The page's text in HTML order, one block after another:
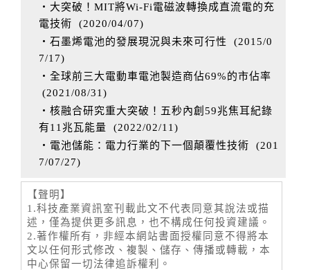
‧大突破！MIT將Wi-Fi電磁波轉換成直流電的充
電技術 (2020/04/07)
‧石墨烯電池的發展現況與未來可行性
(2015/0
7/17)
‧全球前三大電動車電池製造商佔69%的市佔率
(2021/08/31 )
‧核融合研究重大突破！五秒內創59兆焦耳紀錄
有11兆瓦能量 (2022/02/11 )
‧電池儲能：電力行業的下一個顛覆性技術 (201
7/07/27)
【聲明】
1.科技產業資訊室刊載此文不代表同意其說法或描
述，僅為提供更多訊息，也不構成任何投資建議。
2.著作權所有，非經本網站書面授權同意不得將本
文以任何形式修改、複製、儲存、傳播或轉載，本
中心保留一切法律追訴權利。